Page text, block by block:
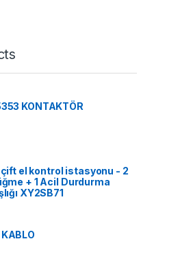
KONTAKTÖR
el kontrol istasyonu - 2
+ 1 Acil Durdurma
XY2SB71